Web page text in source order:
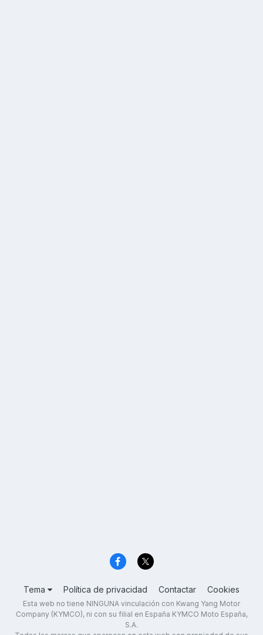
Tema Política de privacidad Contactar Cookies
Esta web no tiene NINGUNA vinculación con Kwang Yang Motor
Company (KYMCO), ni con su filial en España KYMCO Moto España,
S.A.